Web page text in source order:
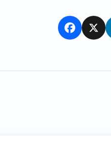
Facebook